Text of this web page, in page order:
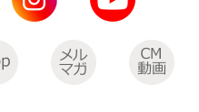
店舗限定）
グ（店舗限定）